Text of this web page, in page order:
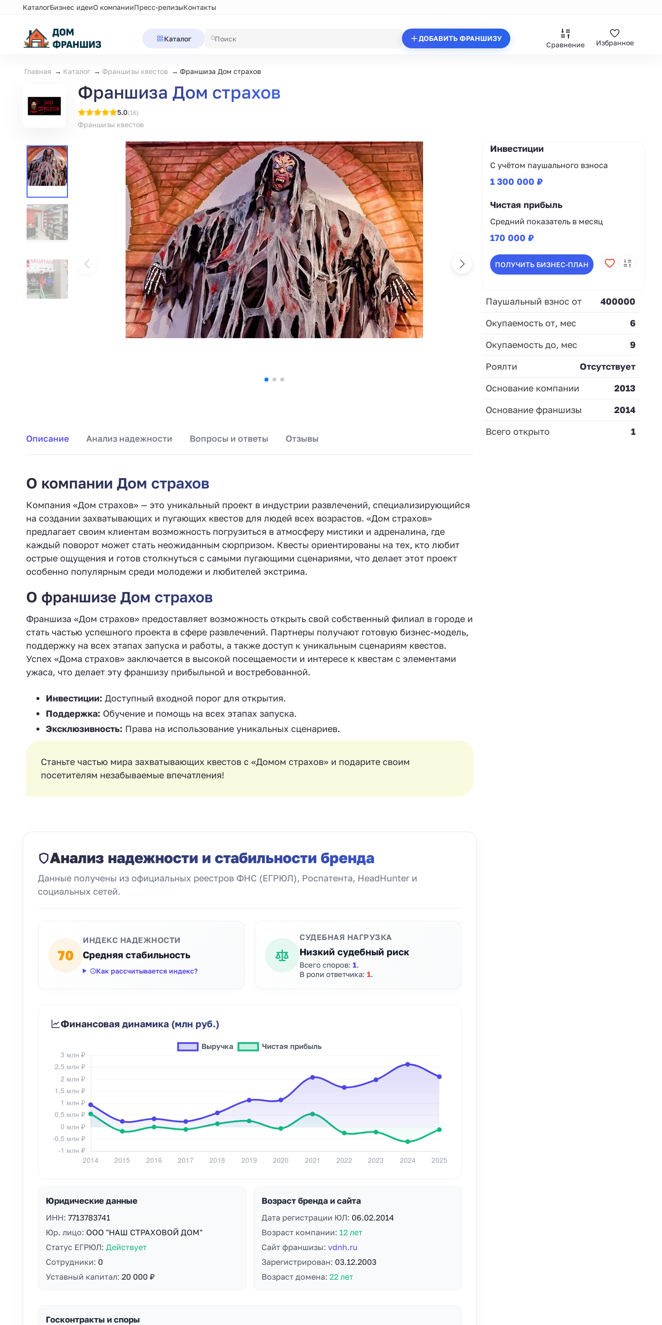
КаталогБизнес идеиО компанииПресс-релизыКонтакты
Каталог ДОБАВИТЬ ФРАНШИЗУ
Сравнение Избранное
Главная Каталог Франшизы квестов Франшиза Дом страхов
Франшиза Дом страхов
5.0(16)
Франшизы квестов
Описание Анализ надежности Вопросы и ответы Отзывы
О компании Дом страхов
Компания «Дом страхов» — это уникальный проект в индустрии развлечений, специализирующийся
на создании захватывающих и пугающих квестов для людей всех возрастов. «Дом страхов»
предлагает своим клиентам возможность погрузиться в атмосферу мистики и адреналина, где
каждый поворот может стать неожиданным сюрпризом. Квесты ориентированы на тех, кто любит
острые ощущения и готов столкнуться с самыми пугающими сценариями, что делает этот проект
особенно популярным среди молодежи и любителей экстрима.
О франшизе Дом страхов
Франшиза «Дом страхов» предоставляет возможность открыть свой собственный филиал в городе и
стать частью успешного проекта в сфере развлечений. Партнеры получают готовую бизнес-модель,
поддержку на всех этапах запуска и работы, а также доступ к уникальным сценариям квестов.
Успех «Дома страхов» заключается в высокой посещаемости и интересе к квестам с элементами
ужаса, что делает эту франшизу прибыльной и востребованной.
Инвестиции: Доступный входной порог для открытия.
Поддержка: Обучение и помощь на всех этапах запуска.
Эксклюзивность: Права на использование уникальных сценариев.
Станьте частью мира захватывающих квестов с «Домом страхов» и подарите своим
посетителям незабываемые впечатления!
Анализ надежности и стабильности бренда
Данные получены из официальных реестров ФНС (ЕГРЮЛ), Роспатента, HeadHunter и
социальных сетей.
70
ИНДЕКС НАДЕЖНОСТИ
Средняя стабильность
Как рассчитывается индекс?
СУДЕБНАЯ НАГРУЗКА
Низкий судебный риск
Всего споров: 1.
В роли ответчика: 1.
Финансовая динамика (млн руб.)
Юридические данные
ИНН: 7713783741
Юр. лицо: ООО "НАШ СТРАХОВОЙ ДОМ"
Статус ЕГРЮЛ: Действует
Сотрудники: 0
Уставный капитал: 20 000 ₽
Возраст бренда и сайта
Дата регистрации ЮЛ: 06.02.2014
Возраст компании: 12 лет
Сайт франшизы: vdnh.ru
Зарегистрирован: 03.12.2003
Возраст домена: 22 лет
Госконтракты и споры
Инвестиции
С учётом паушального взноса
1 300 000 ₽
Чистая прибыль
Средний показатель в месяц
170 000 ₽
ПОЛУЧИТЬ БИЗНЕС-ПЛАН
Паушальный взнос от
400000
Окупаемость от, мес
6
Окупаемость до, мес
9
Роялти
Отсутствует
Основание компании
2013
Основание франшизы
2014
Всего открыто
1